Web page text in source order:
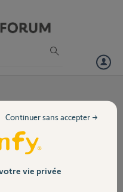
ancien
propriétaire sur ma
compte.
vie privée
Continuer sans accepter →